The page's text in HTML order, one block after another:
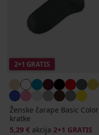
2+1 GRATIS
Ženske čarape Basic Color
kratke
5,29 € akcija 2+1 GRATIS